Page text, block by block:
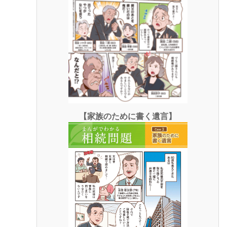
【家族のために書く遺言】